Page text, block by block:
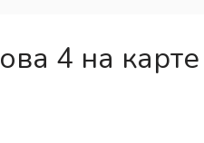
4 на карте